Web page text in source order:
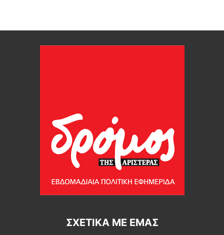
ΣΧΕΤΙΚΆ ΜΕ ΕΜΆΣ